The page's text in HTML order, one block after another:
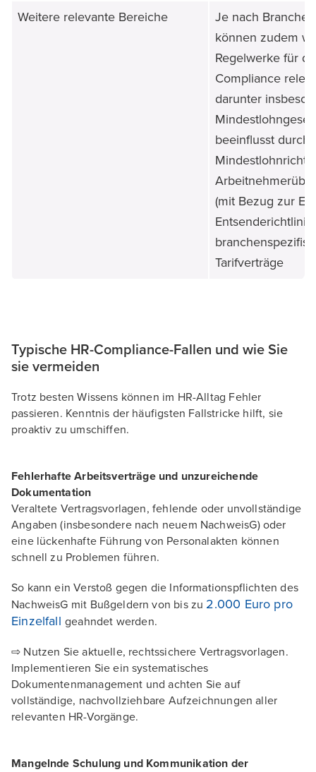
Weitere relevante Bereiche
Je nach Branche
können zudem
Regelwerke für
Compliance
darunter
beeinflusst durch
(mit Bezug zur
Entsenderichtlinie
Tarifverträge
Typische HR-Compliance-Fallen und wie Sie
sie vermeiden
Trotz besten Wissens können im HR-Alltag Fehler
passieren. Kenntnis der häufigsten Fallstricke hilft, sie
proaktiv zu umschiffen.
Fehlerhafte Arbeitsverträge und unzureichende
Dokumentation
Veraltete Vertragsvorlagen, fehlende oder unvollständige
Angaben (insbesondere nach neuem NachweisG) oder
eine lückenhafte Führung von Personalakten können
schnell zu Problemen führen.
So kann ein Verstoß gegen die Informationspflichten des
NachweisG mit Bußgeldern von bis zu 2.000 Euro pro
Einzelfall geahndet werden.
⇨ Nutzen Sie aktuelle, rechtssichere Vertragsvorlagen.
Implementieren Sie ein systematisches
Dokumentenmanagement und achten Sie auf
vollständige, nachvollziehbare Aufzeichnungen aller
relevanten HR-Vorgänge.
Mangelnde Schulung und Kommunikation der